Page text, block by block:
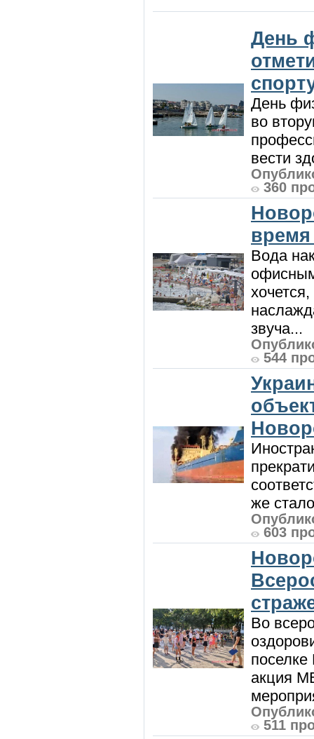
День
День
во
вести
360
Вода
звуча...
544
же
603
Во
акция
511